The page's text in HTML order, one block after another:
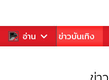
อ่าน
ฬา ข่าว ข่าวบันเทิง